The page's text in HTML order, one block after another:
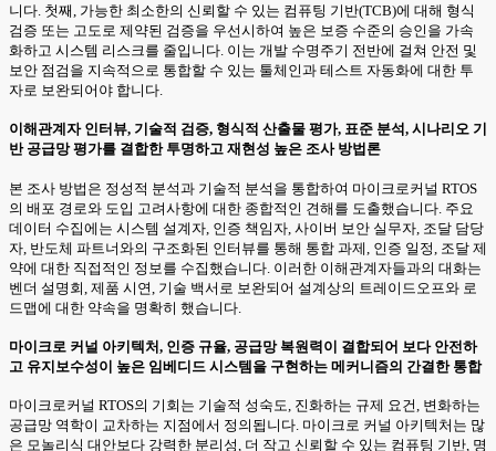
니다. 첫째, 가능한 최소한의 신뢰할 수 있는 컴퓨팅 기반(TCB)에 대해 형식
검증 또는 고도로 제약된 검증을 우선시하여 높은 보증 수준의 승인을 가속
화하고 시스템 리스크를 줄입니다. 이는 개발 수명주기 전반에 걸쳐 안전 및
보안 점검을 지속적으로 통합할 수 있는 툴체인과 테스트 자동화에 대한 투
자로 보완되어야 합니다.
이해관계자 인터뷰, 기술적 검증, 형식적 산출물 평가, 표준 분석, 시나리오 기
반 공급망 평가를 결합한 투명하고 재현성 높은 조사 방법론
본 조사 방법은 정성적 분석과 기술적 분석을 통합하여 마이크로커널 RTOS
의 배포 경로와 도입 고려사항에 대한 종합적인 견해를 도출했습니다. 주요
데이터 수집에는 시스템 설계자, 인증 책임자, 사이버 보안 실무자, 조달 담당
자, 반도체 파트너와의 구조화된 인터뷰를 통해 통합 과제, 인증 일정, 조달 제
약에 대한 직접적인 정보를 수집했습니다. 이러한 이해관계자들과의 대화는
벤더 설명회, 제품 시연, 기술 백서로 보완되어 설계상의 트레이드오프와 로
드맵에 대한 약속을 명확히 했습니다.
마이크로 커널 아키텍처, 인증 규율, 공급망 복원력이 결합되어 보다 안전하
고 유지보수성이 높은 임베디드 시스템을 구현하는 메커니즘의 간결한 통합
마이크로커널 RTOS의 기회는 기술적 성숙도, 진화하는 규제 요건, 변화하는
공급망 역학이 교차하는 지점에서 정의됩니다. 마이크로 커널 아키텍처는 많
은 모놀리식 대안보다 강력한 분리성, 더 작고 신뢰할 수 있는 컴퓨팅 기반, 명